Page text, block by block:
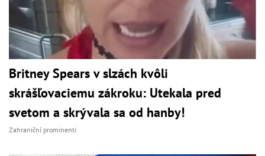
Britney Spears v slzách kvôli
skrášľovaciemu zákroku: Utekala pred
svetom a skrývala sa od hanby!
Zahraniční prominenti